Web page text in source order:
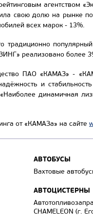
агентством
свою долю на рынке
всех марок - 13%.
традиционно
реализовано более
ПАО «КАМАЗ» -
и
динамичная
от «КАМАЗа» на сайте
АВТОБУСЫ
Вахтовые
АВТОЦИСТЕРНЫ
CHAMELEON (г.